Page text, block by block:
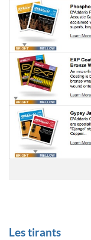
Les tirants